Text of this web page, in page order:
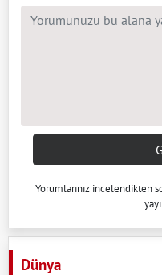
Yorumlarınız incelendikten
Dünya